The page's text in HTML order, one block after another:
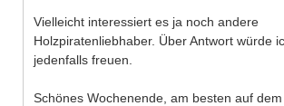
Vielleicht interessiert es ja noch andere
Holzpiratenliebhaber. Über Antwort würde
jedenfalls freuen.
Schönes Wochenende, am besten auf dem